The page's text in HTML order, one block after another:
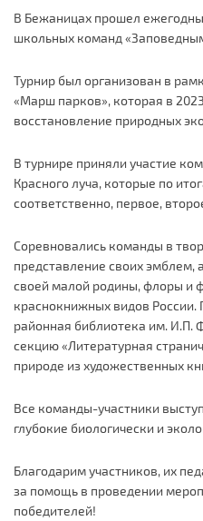
В Бежаницах прошел
школьных команд
Турнир был организован в
«Марш парков», которая в
восстановление природных
В турнире приняли участие
Красного луча, которые по
соответственно, первое,
Соревновались команды в
представление своих эмблем,
своей малой родины, флоры и
краснокнижных видов России.
районная библиотека им. И.П.
секцию «Литературная
природе из художественных
Все команды-участники
глубокие биологически и
Благодарим участников, их
за помощь в проведении
победителей!